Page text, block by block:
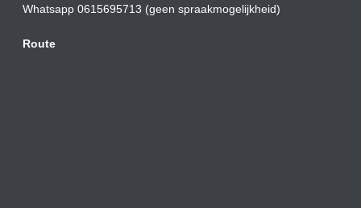
Whatsapp 0615695713 (geen spraakmogelijkheid)
Route